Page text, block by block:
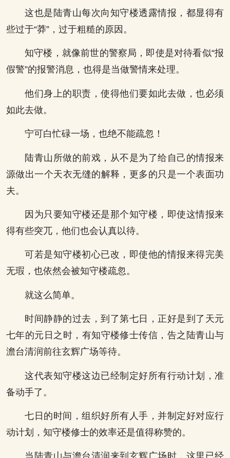
这也是陆青山每次向知守楼透露情报，都显得有
些过于“莽”，过于粗糙的原因。
知守楼，就像前世的警察局，即使是对待看似“报
假警”的报警消息，也得是当做警情来处理。
他们身上的职责，使得他们要如此去做，也必须
如此去做。
宁可白忙碌一场，也绝不能疏忽！
陆青山所做的前戏，从不是为了给自己的情报来
源做出一个天衣无缝的解释，更多的只是一个表面功
夫。
因为只要知守楼还是那个知守楼，即使这情报来
得有些突兀，他们也会认真以待。
可若是知守楼初心已改，即使他的情报来得完美
无瑕，也依然会被知守楼疏忽。
就这么简单。
时间静静的过去，到了第七日，正好是到了天元
七年的元日之时，有知守楼修士传信，告之陆青山与
澹台清润前往玄辉广场等待。
这代表知守楼这边已经制定好所有行动计划，准
备动手了。
七日的时间，组织好所有人手，并制定好对应行
动计划，知守楼修士的效率还是值得称赞的。